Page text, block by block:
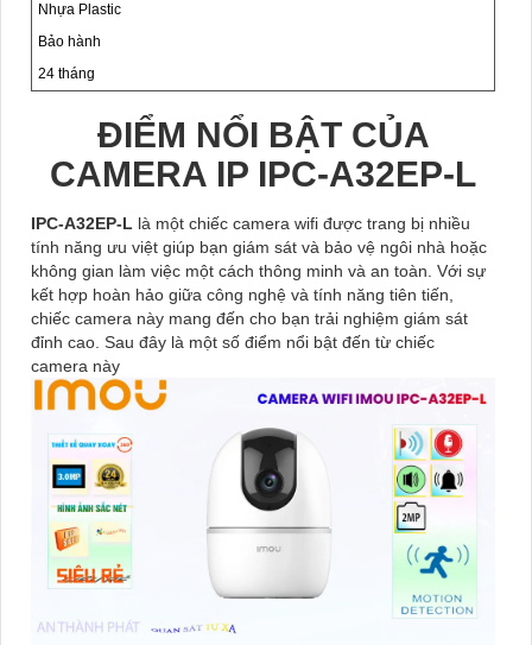
Nhựa Plastic
Bảo hành
24 tháng
ĐIỂM NỔI BẬT CỦA
CAMERA IP IPC-A32EP-L
IPC-A32EP-L là một chiếc camera wifi được trang bị nhiều
tính năng ưu việt giúp bạn giám sát và bảo vệ ngôi nhà hoặc
không gian làm việc một cách thông minh và an toàn. Với sự
kết hợp hoàn hảo giữa công nghệ và tính năng tiên tiến,
chiếc camera này mang đến cho bạn trải nghiệm giám sát
đỉnh cao. Sau đây là một số điểm nổi bật đến từ chiếc
camera này